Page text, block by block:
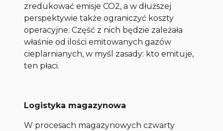
zredukować emisje CO2, a w dłuższej
perspektywie także ograniczyć koszty
operacyjne. Część z nich będzie zależała
właśnie od ilości emitowanych gazów
cieplarnianych, w myśl zasady: kto emituje,
ten płaci.
Logistyka magazynowa
W procesach magazynowych czwarty